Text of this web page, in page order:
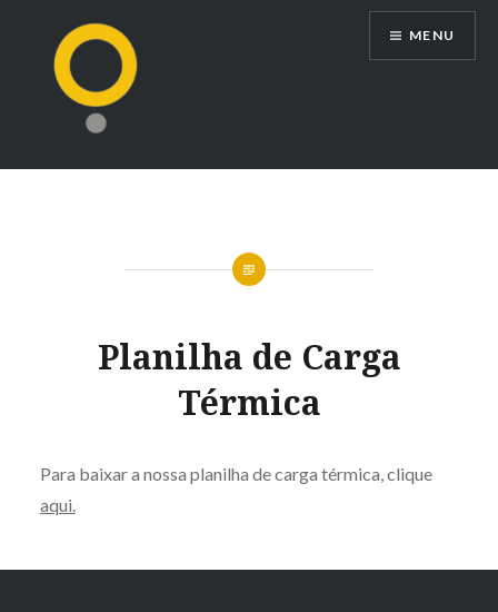
conteúdo
MENU
Planilha de Carga
Térmica
Para baixar a nossa planilha de carga térmica, clique
aqui.